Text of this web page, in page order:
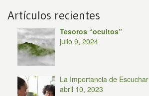
Artículos recientes
Tesoros “ocultos”
julio 9, 2024
La Importancia de Escuchar
abril 10, 2023